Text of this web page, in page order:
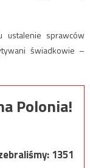
ustalenie sprawców
świadkowie –
Polonia!
1351